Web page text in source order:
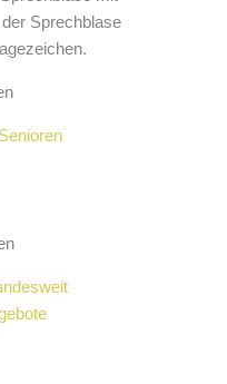
Senioren